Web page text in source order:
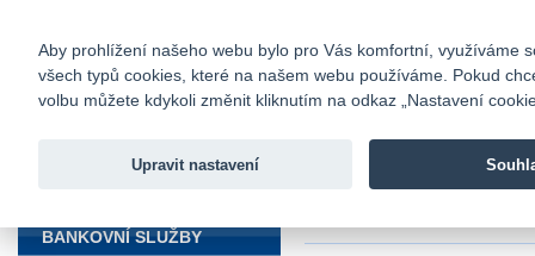
Fio banka
Fio banka
BANKOVNÍ SLUŽBY
Aby prohlížení našeho webu bylo pro Vás komfortní, využíváme
všech typů cookies, které na našem webu používáme. Pokud
volbu můžete kdykoli změnit kliknutím na odkaz „Nastavení
Upravit nastavení